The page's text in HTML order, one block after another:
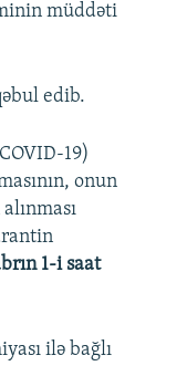
müddəti
edib.
19)
onun
1-i saat
ilə bağlı